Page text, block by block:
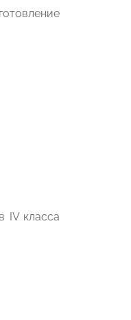
IV класса